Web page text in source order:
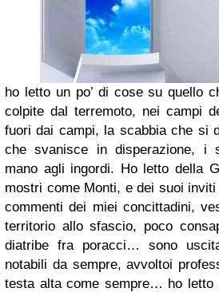
ho letto un po’ di cose su quello
colpite dal terremoto, nei campi
fuori dai campi, la scabbia che si
che svanisce in disperazione, i
mano agli ingordi. Ho letto della
mostri come Monti, e dei suoi
commenti dei miei concittadini,
territorio allo sfascio, poco
diatribe fra poracci… sono
notabili da sempre, avvoltoi
testa alta come sempre… ho letto